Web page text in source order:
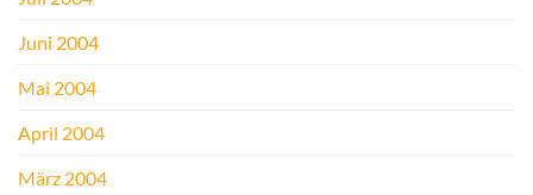
Juni 2004
Mai 2004
April 2004
März 2004